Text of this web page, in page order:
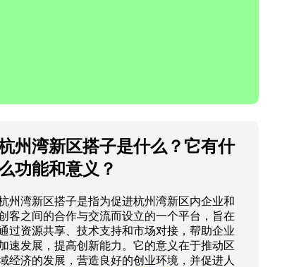
州湾新区搭子是什么？它有什
功能和意义？
州湾新区搭子是指为促进杭州湾新区内企业和
客之间的合作与交流而设立的一个平台，旨在
过资源共享、技术支持和市场对接，帮助企业
速发展，提高创新能力。它的意义在于推动区
经济的发展，营造良好的创业环境，并促进人